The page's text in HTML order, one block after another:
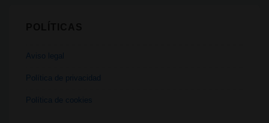
Aviso legal
Política de privacidad
Política de cookies